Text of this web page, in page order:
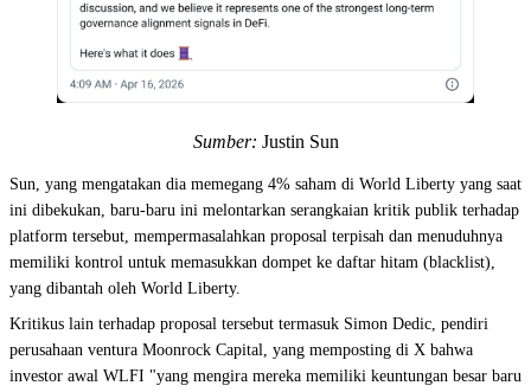
Sumber: Justin Sun
Sun, yang mengatakan dia memegang 4% saham di World Liberty yang saat
ini dibekukan, baru-baru ini melontarkan serangkaian kritik publik terhadap
platform tersebut, mempermasalahkan proposal terpisah dan menuduhnya
memiliki kontrol untuk memasukkan dompet ke daftar hitam (blacklist),
yang dibantah oleh World Liberty.
Kritikus lain terhadap proposal tersebut termasuk Simon Dedic, pendiri
perusahaan ventura Moonrock Capital, yang memposting di X bahwa
investor awal WLFI "yang mengira mereka memiliki keuntungan besar baru